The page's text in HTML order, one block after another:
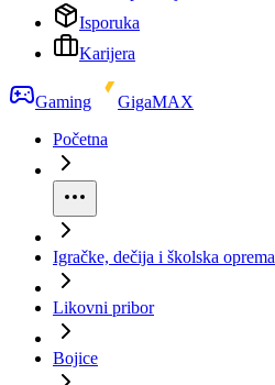
Isporuka
Karijera
Gaming
GigaMAX
Početna
Igračke, dečija i školska oprema
Likovni pribor
Bojice